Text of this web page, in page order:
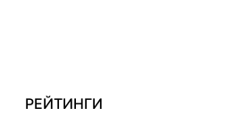
РЕЙТИНГИ